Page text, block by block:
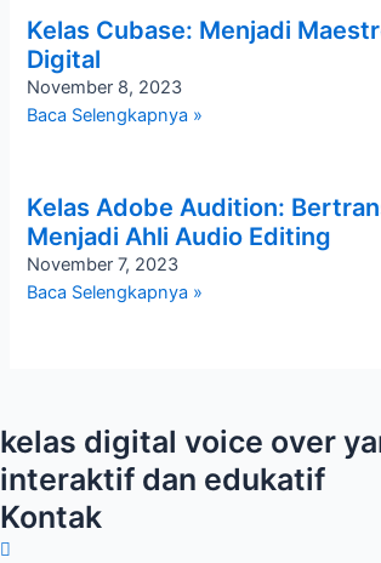
Kelas Cubase: Menjadi
Digital
November 8, 2023
Baca Selengkapnya »
Kelas Adobe Audition:
Menjadi Ahli Audio Editing
November 7, 2023
Baca Selengkapnya »
kelas digital voice over
interaktif dan edukatif
Kontak